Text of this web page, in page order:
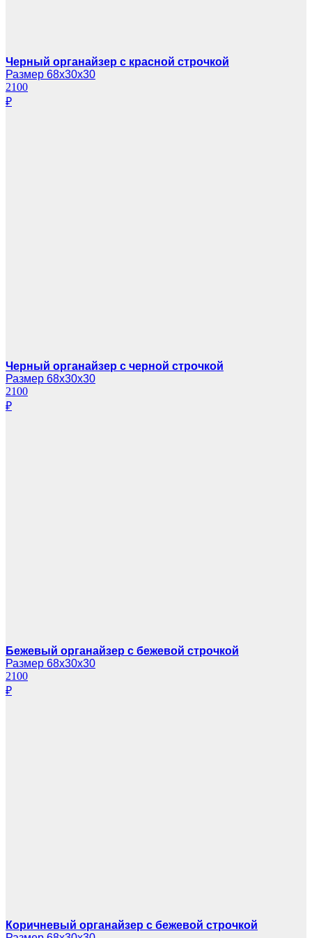
Черный органайзер с красной строчкой
Размер 68х30х30
2100
₽
Черный органайзер с черной строчкой
Размер 68х30х30
2100
₽
Бежевый органайзер с бежевой строчкой
Размер 68х30х30
2100
₽
Коричневый органайзер с бежевой строчкой